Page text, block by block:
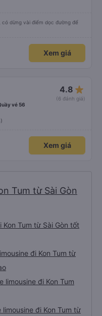
dừng vài điểm dọc đường để
Xem giá
4.8 star_rate
(6 đánh giá)
vé 56
Xem giá
Tum từ Sài Gòn
Tum từ Sài Gòn tốt
đi Kon Tum từ
limousine đi Kon Tum
đi Kon Tum từ